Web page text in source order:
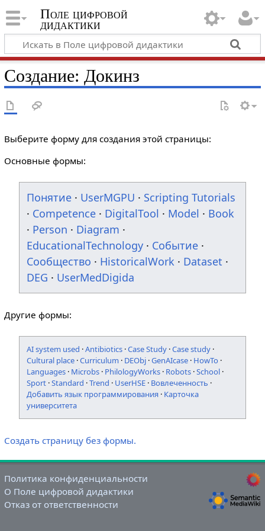
Поле цифровой
дидактики
Создание: Докинз
Выберите форму для создания этой страницы:
Основные формы:
Понятие · UserMGPU · Scripting Tutorials
· Competence · DigitalTool · Model · Book
· Person · Diagram ·
EducationalTechnology · Событие ·
Сообщество · HistoricalWork · Dataset ·
DEG · UserMedDigida
Другие формы:
AI system used ·Antibiotics ·Case Study ·Case study ·
Cultural place ·Curriculum · DEObj ·GenAIcase · HowTo ·
Languages · Microbs · PhilologyWorks · Robots ·School ·
Sport ·Standard ·Trend · UserHSE · Вовлеченность ·
Добавить язык программирования · Карточка
университета
Создать страницу без формы.
Политика конфиденциальности
О Поле цифровой дидактики
Отказ от ответственности